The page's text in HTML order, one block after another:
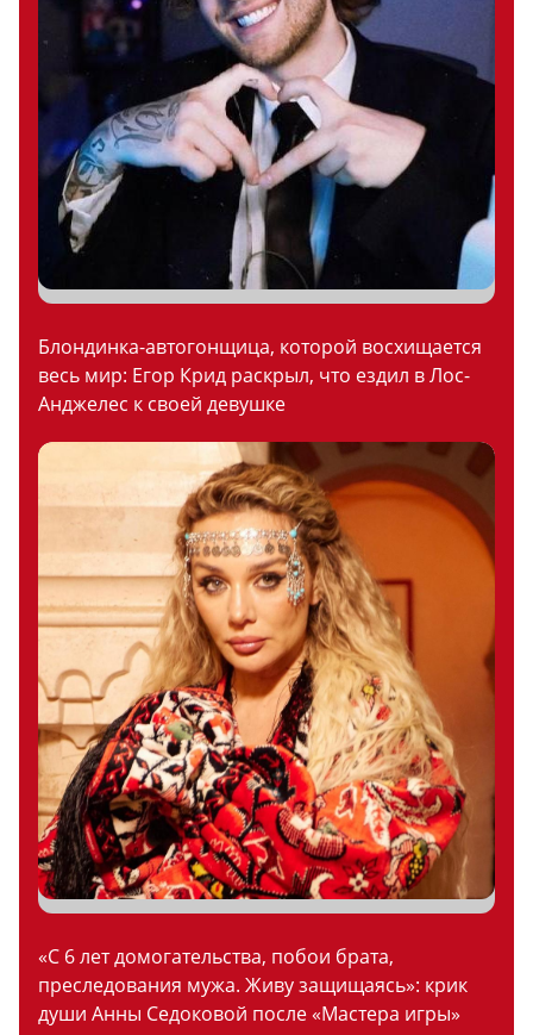
Блондинка-автогонщица, которой восхищается
весь мир: Егор Крид раскрыл, что ездил в Лос-
Анджелес к своей девушке
«С 6 лет домогательства, побои брата,
преследования мужа. Живу защищаясь»: крик
души Анны Седоковой после «Мастера игры»